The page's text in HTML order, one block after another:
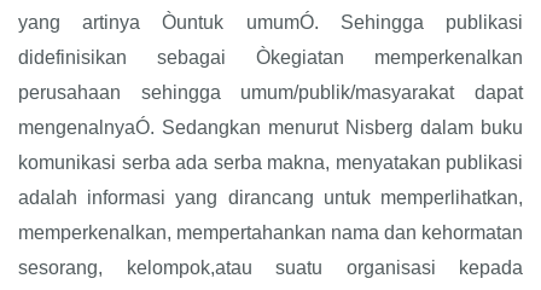
yang artinya Òuntuk umumÓ. Sehingga publikasi
didefinisikan sebagai Òkegiatan memperkenalkan
perusahaan sehingga umum/publik/masyarakat dapat
mengenalnyaÓ. Sedangkan menurut Nisberg dalam buku
komunikasi serba ada serba makna, menyatakan publikasi
adalah informasi yang dirancang untuk memperlihatkan,
memperkenalkan, mempertahankan nama dan kehormatan
sesorang, kelompok,atau suatu organisasi kepada